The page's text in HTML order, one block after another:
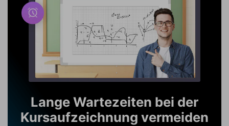
Lange Wartezeiten bei der
Kursaufzeichnung vermeiden